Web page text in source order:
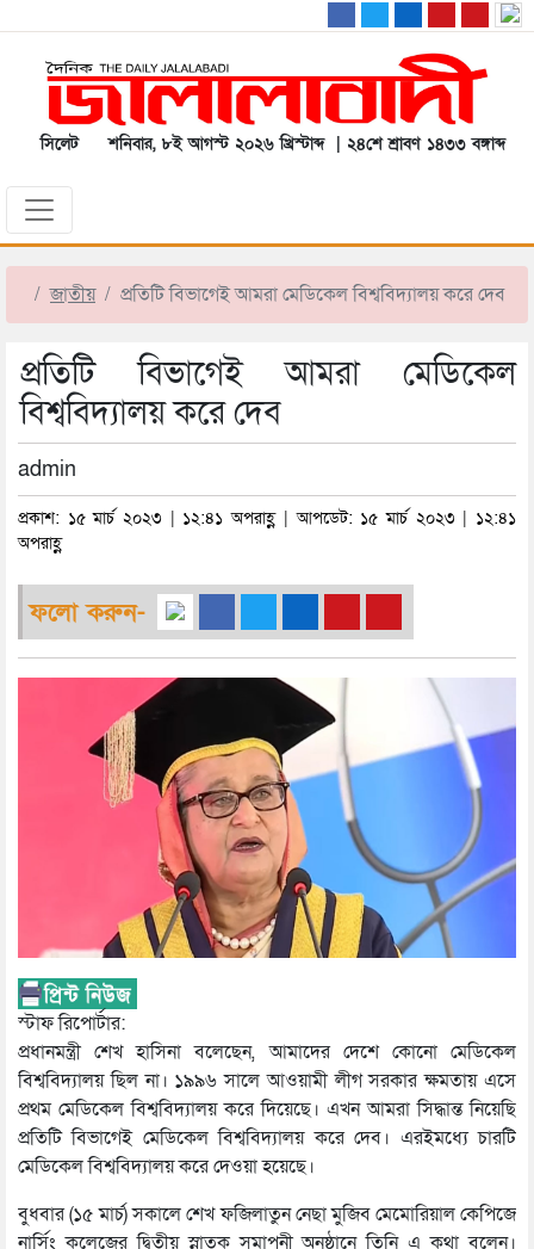
সিলেট শনিবার, ৮ই আগস্ট ২০২৬ খ্রিস্টাব্দ | ২৪শে শ্রাবণ ১৪৩৩ বঙ্গাব্দ
জাতীয় প্রতিটি বিভাগেই আমরা মেডিকেল বিশ্ববিদ্যালয় করে দেব
প্রতিটি বিভাগেই আমরা মেডিকেল
বিশ্ববিদ্যালয় করে দেব
admin
প্রকাশ: ১৫ মার্চ ২০২৩ | ১২:৪১ অপরাহ্ণ | আপডেট: ১৫ মার্চ ২০২৩ | ১২:৪১
অপরাহ্ণ
ফলো করুন-
স্টাফ রিপোর্টার:
প্রধানমন্ত্রী শেখ হাসিনা বলেছেন, আমাদের দেশে কোনো মেডিকেল
বিশ্ববিদ্যালয় ছিল না। ১৯৯৬ সালে আওয়ামী লীগ সরকার ক্ষমতায় এসে
প্রথম মেডিকেল বিশ্ববিদ্যালয় করে দিয়েছে। এখন আমরা সিদ্ধান্ত নিয়েছি
প্রতিটি বিভাগেই মেডিকেল বিশ্ববিদ্যালয় করে দেব। এরইমধ্যে চারটি
মেডিকেল বিশ্ববিদ্যালয় করে দেওয়া হয়েছে।
বুধবার (১৫ মার্চ) সকালে শেখ ফজিলাতুন নেছা মুজিব মেমোরিয়াল কেপিজে
নার্সিং কলেজের দ্বিতীয় স্নাতক সমাপনী অনুষ্ঠানে তিনি এ কথা বলেন।